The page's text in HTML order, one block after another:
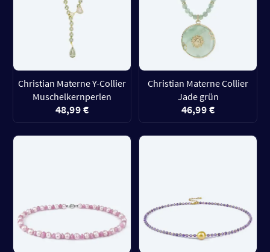
Christian Materne Y-Collier
Muschelkernperlen
48,99 €
Christian Materne Collier
Jade grün
46,99 €